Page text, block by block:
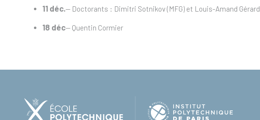
11 déc.-- Doctorants : Dimitri Sotnikov (MFG) et Louis-Amand Gérard
18 déc-- Quentin Cormier